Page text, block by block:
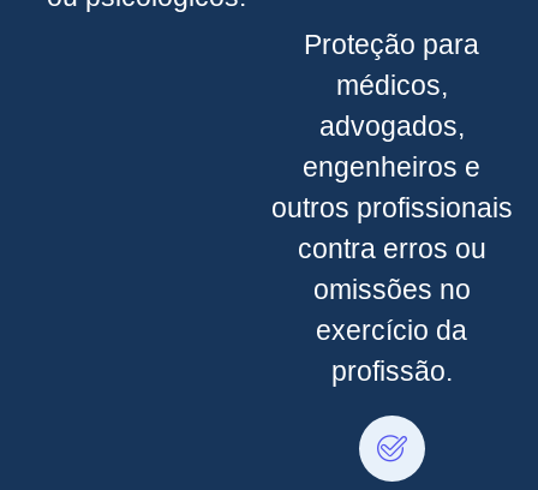
Proteção para
médicos,
advogados,
engenheiros e
outros profissionais
contra erros ou
omissões no
exercício da
profissão.